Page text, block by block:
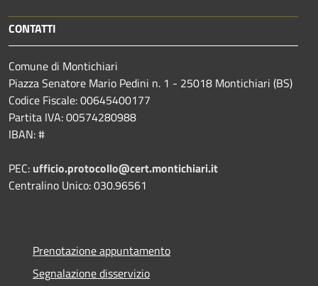
CONTATTI
Comune di Montichiari
Piazza Senatore Mario Pedini n. 1 - 25018 Montichiari (BS)
Codice Fiscale: 00645400177
Partita IVA: 00574280988
IBAN: #
PEC: ufficio.protocollo@cert.montichiari.it
Centralino Unico: 030.96561
Prenotazione appuntamento
Segnalazione disservizio